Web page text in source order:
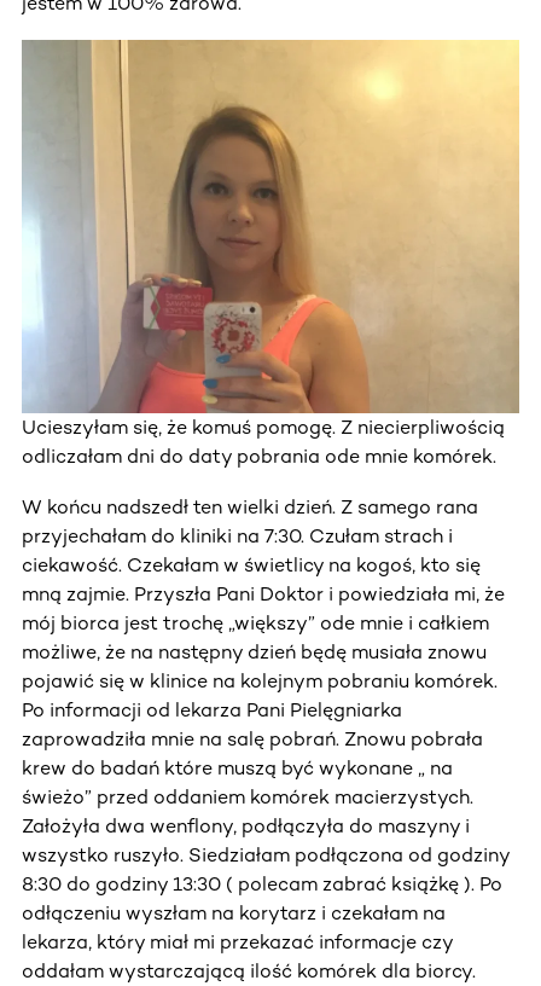
Ucieszyłam się, że komuś pomogę. Z niecierpliwością
odliczałam dni do daty pobrania ode mnie komórek.
W końcu nadszedł ten wielki dzień. Z samego rana
przyjechałam do kliniki na 7:30. Czułam strach i
ciekawość. Czekałam w świetlicy na kogoś, kto się
mną zajmie. Przyszła Pani Doktor i powiedziała mi, że
mój biorca jest trochę „większy” ode mnie i całkiem
możliwe, że na następny dzień będę musiała znowu
pojawić się w klinice na kolejnym pobraniu komórek.
Po informacji od lekarza Pani Pielęgniarka
zaprowadziła mnie na salę pobrań. Znowu pobrała
krew do badań które muszą być wykonane „ na
świeżo” przed oddaniem komórek macierzystych.
Założyła dwa wenflony, podłączyła do maszyny i
wszystko ruszyło. Siedziałam podłączona od godziny
8:30 do godziny 13:30 ( polecam zabrać książkę ). Po
odłączeniu wyszłam na korytarz i czekałam na
lekarza, który miał mi przekazać informacje czy
oddałam wystarczającą ilość komórek dla biorcy.